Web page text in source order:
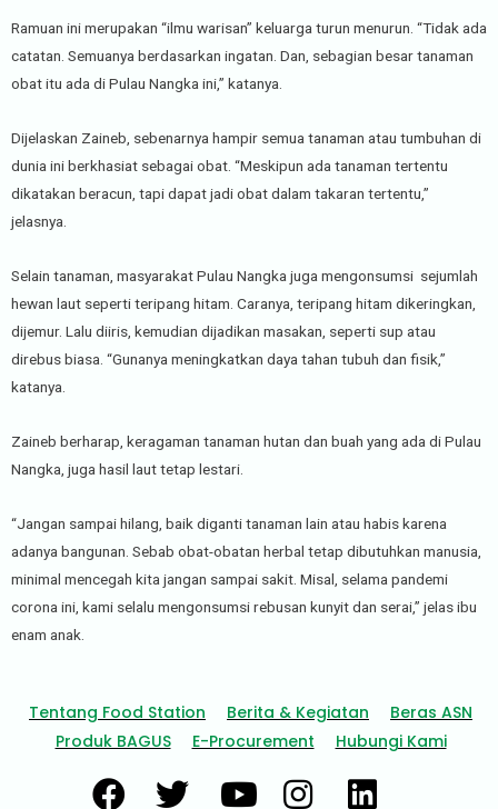
Ramuan ini merupakan “ilmu warisan” keluarga turun menurun. “Tidak ada
catatan. Semuanya berdasarkan ingatan. Dan, sebagian besar tanaman
obat itu ada di Pulau Nangka ini,” katanya.
Dijelaskan Zaineb, sebenarnya hampir semua tanaman atau tumbuhan di
dunia ini berkhasiat sebagai obat. “Meskipun ada tanaman tertentu
dikatakan beracun, tapi dapat jadi obat dalam takaran tertentu,”
jelasnya.
Selain tanaman, masyarakat Pulau Nangka juga mengonsumsi sejumlah
hewan laut seperti teripang hitam. Caranya, teripang hitam dikeringkan,
dijemur. Lalu diiris, kemudian dijadikan masakan, seperti sup atau
direbus biasa. “Gunanya meningkatkan daya tahan tubuh dan fisik,”
katanya.
Zaineb berharap, keragaman tanaman hutan dan buah yang ada di Pulau
Nangka, juga hasil laut tetap lestari.
“Jangan sampai hilang, baik diganti tanaman lain atau habis karena
adanya bangunan. Sebab obat-obatan herbal tetap dibutuhkan manusia,
minimal mencegah kita jangan sampai sakit. Misal, selama pandemi
corona ini, kami selalu mengonsumsi rebusan kunyit dan serai,” jelas ibu
enam anak.
Tentang Food Station Berita & Kegiatan
Beras ASN
Produk BAGUS
E-Procurement Hubungi Kami